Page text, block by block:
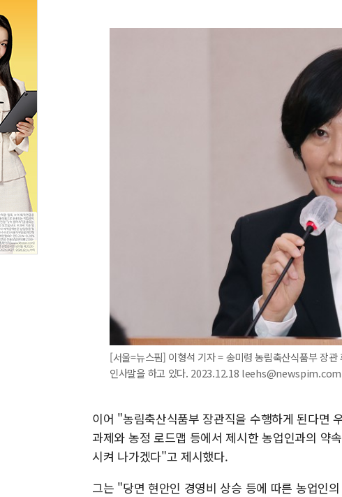
[서울=뉴스핌] 이형석 기자 = 송미령 농림축산식품부 장
인사말을 하고 있다. 2023.12.18 leehs@newspim.com
이어 "농림축산식품부 장관직을 수행하게 된다면
과제와 농정 로드맵 등에서 제시한 농업인과의 약
시켜 나가겠다"고 제시했다.
그는 "당면 현안인 경영비 상승 등에 따른 농업인